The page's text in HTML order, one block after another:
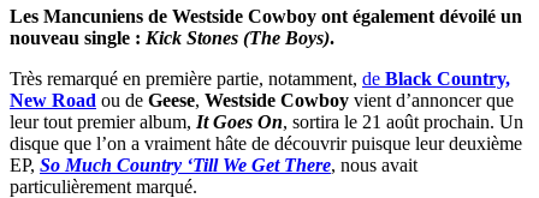
Les Mancuniens de Westside Cowboy ont également dévoilé un
nouveau single : Kick Stones (The Boys).
Très remarqué en première partie, notamment, de Black Country,
New Road ou de Geese, Westside Cowboy vient d’annoncer que
leur tout premier album, It Goes On, sortira le 21 août prochain. Un
disque que l’on a vraiment hâte de découvrir puisque leur deuxième
EP, So Much Country ‘Till We Get There, nous avait
particulièrement marqué.